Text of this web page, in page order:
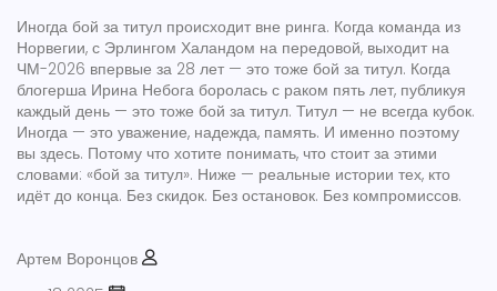
Иногда бой за титул происходит вне ринга. Когда команда из
Норвегии, с Эрлингом Халандом на передовой, выходит на
ЧМ-2026 впервые за 28 лет — это тоже бой за титул. Когда
блогерша Ирина Небога боролась с раком пять лет, публикуя
каждый день — это тоже бой за титул. Титул — не всегда кубок.
Иногда — это уважение, надежда, память. И именно поэтому
вы здесь. Потому что хотите понимать, что стоит за этими
словами: «бой за титул». Ниже — реальные истории тех, кто
идёт до конца. Без скидок. Без остановок. Без компромиссов.
Артем Воронцов